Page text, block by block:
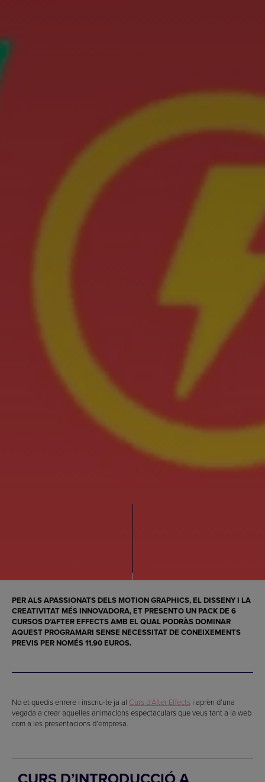
PER ALS APASSIONATS DELS MOTION GRAPHICS, EL DISSENY I LA
CREATIVITAT MÉS INNOVADORA, ET PRESENTO UN PACK DE 6
CURSOS D’AFTER EFFECTS AMB EL QUAL PODRÀS DOMINAR
AQUEST PROGRAMARI SENSE NECESSITAT DE CONEIXEMENTS
PREVIS PER NOMÉS 11,90 EUROS.
No et quedis enrere i inscriu-te ja al Curs d’After Effects i aprèn d’una
vegada a crear aquelles animacions espectaculars que veus tant a la web
com a les presentacions d’empresa.